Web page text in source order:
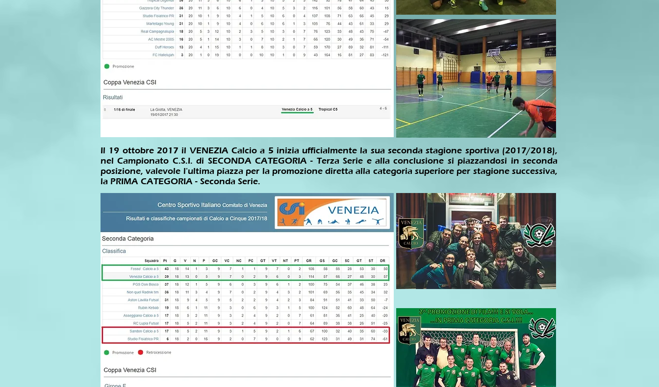
Il 19 ottobre 2017 il VENEZIA Calcio a 5 inizia ufficialmente la sua seconda stagione sportiva (2017/2018),
nel Campionato C.S.I. di SECONDA CATEGORIA - Terza Serie e alla conclusione si piazzandosi in seconda
posizione, valevole l'ultima piazza per la promozione diretta alla categoria superiore per stagione successiva,
la PRIMA CATEGORIA - Seconda Serie.